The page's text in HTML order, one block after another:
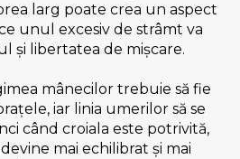
larg poate crea un aspect
unul excesiv de strâmt va
și libertatea de mișcare.
mânecilor trebuie să fie
iar linia umerilor să se
când croiala este potrivită,
mai echilibrat și mai